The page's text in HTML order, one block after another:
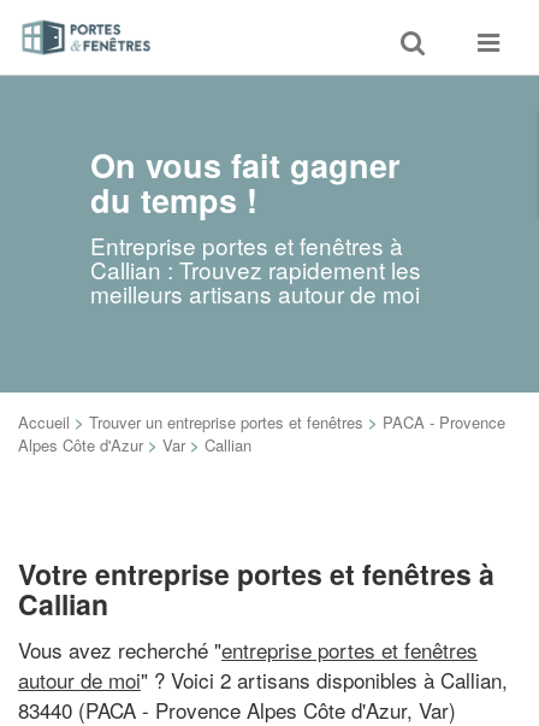
Toggle
search
Toggle
On vous fait gagner
du temps !
Entreprise portes et fenêtres à
Callian : Trouvez rapidement les
meilleurs artisans autour de moi
Accueil > Trouver un entreprise portes et fenêtres > PACA - Provence
Alpes Côte d'Azur > Var > Callian
Votre entreprise portes et fenêtres à
Callian
Vous avez recherché "entreprise portes et fenêtres
autour de moi" ? Voici 2 artisans disponibles à Callian,
83440 (PACA - Provence Alpes Côte d'Azur, Var)